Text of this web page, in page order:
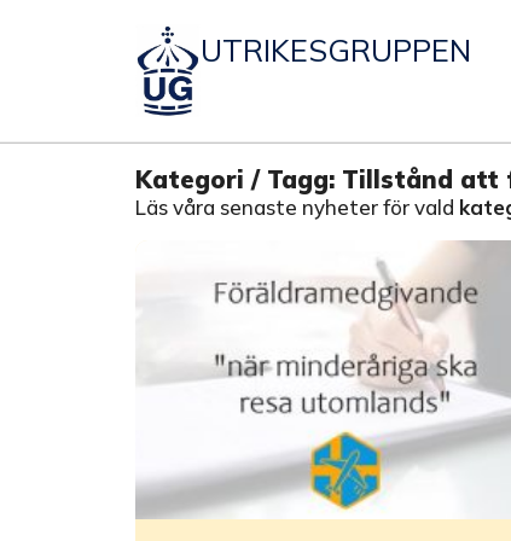
UTRIKESGRUPPEN
Kategori / Tagg: Tillstånd att
Läs våra senaste nyheter för vald